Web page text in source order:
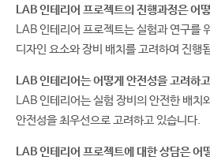
LAB 인테리어 프로젝트의 진행과정은 어
LAB 인테리어 프로젝트는 실험과 연구를
디자인 요소와 장비 배치를 고려하여 진행
LAB 인테리어는 어떻게 안전성을 고려하
LAB 인테리어는 실험 장비의 안전한 배치
안전성을 최우선으로 고려하고 있습니다.
LAB 인테리어 프로젝트에 대한 상담은 어